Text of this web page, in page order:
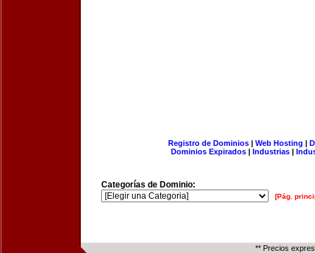
Registro de Dominios| Web Hosting |
Dominios Expirados | Industrias |
Categorías de Dominio:
[Pág.
** Precios